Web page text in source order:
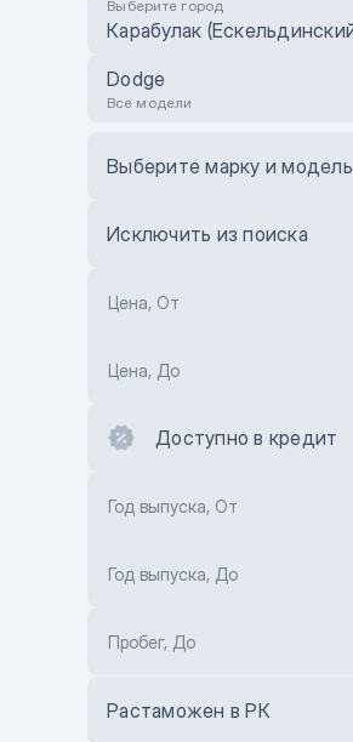
Выберите город
Dodge
Все модели
Выберите марку и модель
Исключить из поиска
Цена, От
Цена, До
Доступно в кредит
Год выпуска, От
Год выпуска, До
Пробег, До
Растаможен в РК